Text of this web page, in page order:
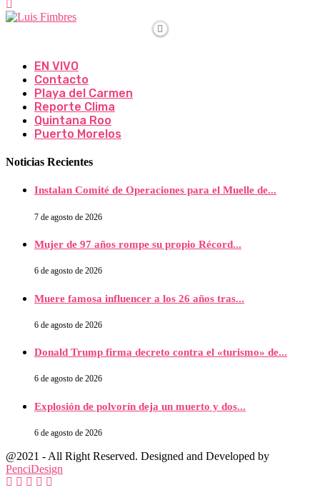
EN VIVO
Contacto
Playa del Carmen
Reporte Clima
Quintana Roo
Puerto Morelos
Noticias Recientes
Instalan Comité de Operaciones para el Muelle de...
7 de agosto de 2026
Mujer de 97 años rompe su propio Récord...
6 de agosto de 2026
Muere famosa influencer a los 26 años tras...
6 de agosto de 2026
Donald Trump firma decreto contra el «turismo» de...
6 de agosto de 2026
Explosión de polvorín deja un muerto y dos...
6 de agosto de 2026
@2021 - All Right Reserved. Designed and Developed by
PenciDesign